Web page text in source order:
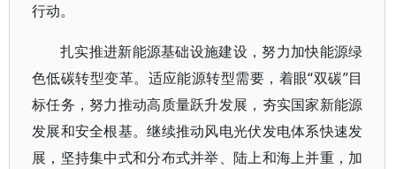
行动。
扎实推进新能源基础设施建设，努力加快能源绿
色低碳转型变革。适应能源转型需要，着眼“双碳”目
标任务，努力推动高质量跃升发展，夯实国家新能源
发展和安全根基。继续推动风电光伏发电体系快速发
展，坚持集中式和分布式并举、陆上和海上并重，加